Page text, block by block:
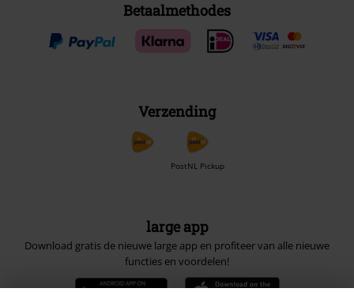
Betaalmethodes
Verzending
PostNL Pickup
large app
Download gratis de nieuwe large app en profiteer van alle nieuwe
functies en voordelen!